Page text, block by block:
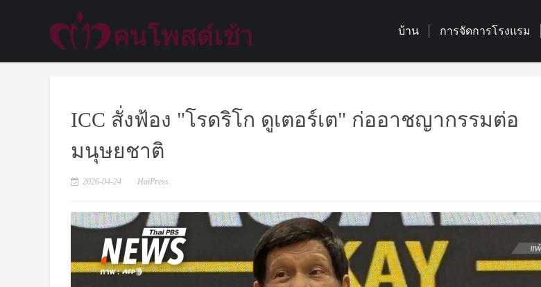
บ้าน การจัดการโรงแรม
ICC สั่งฟ้อง "โรดริโก ดูเตอร์เต" ก่ออาชญากรรมต่อ
มนุษยชาติ
2026-04-24 HaiPress